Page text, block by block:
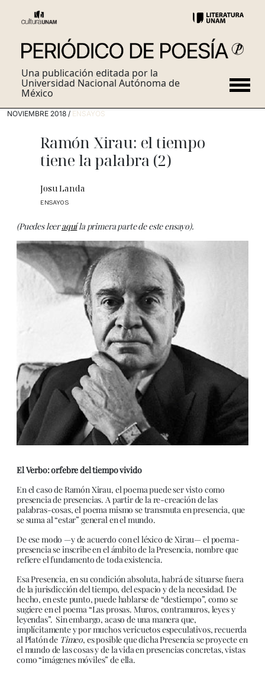
Una publicación editada por la
Universidad Nacional Autónoma de
México
NOVIEMBRE 2018 / ENSAYOS
Ramón Xirau: el tiempo
tiene la palabra (2)
Josu Landa
ENSAYOS
(Puedes leeraquíla primera parte de este ensayo).
El Verbo: orfebre del tiempo vivido
En el caso de Ramón Xirau, el poema puede ser visto como
presencia de presencias. A partir de la re-creación de las
palabras-cosas, el poema mismo se transmuta en presencia, que
se suma al “estar” general en el mundo.
De ese modo —y de acuerdo con el léxico de Xirau— el poema-
presencia se inscribe en el ámbito de la Presencia, nombre que
refiere el fundamento de toda existencia.
Esa Presencia, en su condición absoluta, habrá de situarse fuera
de la jurisdicción del tiempo, del espacio y de la necesidad. De
hecho, en este punto, puede hablarse de “destiempo”, como se
sugiere en el poema “Las prosas. Muros, contramuros, leyes y
leyendas”. Sin embargo, acaso de una manera que,
implícitamente y por muchos vericuetos especulativos, recuerda
al Platón de Timeo, es posible que dicha Presencia se proyecte en
el mundo de las cosas y de la vida en presencias concretas, vistas
como “imágenes móviles” de ella.